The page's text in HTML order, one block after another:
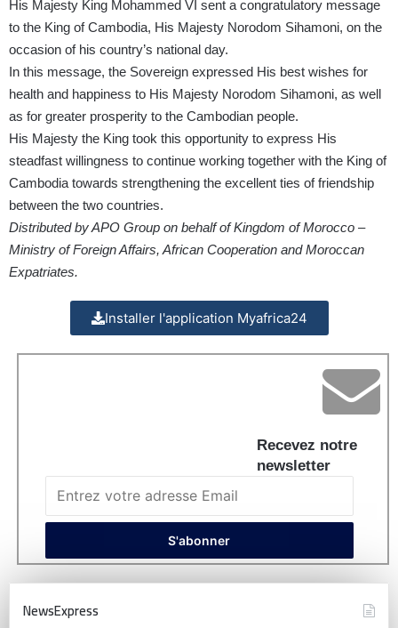
His Majesty King Mohammed VI sent a congratulatory message
to the King of Cambodia, His Majesty Norodom Sihamoni, on the
occasion of his country’s national day.
In this message, the Sovereign expressed His best wishes for
health and happiness to His Majesty Norodom Sihamoni, as well
as for greater prosperity to the Cambodian people.
His Majesty the King took this opportunity to express His
steadfast willingness to continue working together with the King of
Cambodia towards strengthening the excellent ties of friendship
between the two countries.
Distributed by APO Group on behalf of Kingdom of Morocco –
Ministry of Foreign Affairs, African Cooperation and Moroccan
Expatriates.
Installer l'application Myafrica24
Recevez notre
newsletter
NewsExpress